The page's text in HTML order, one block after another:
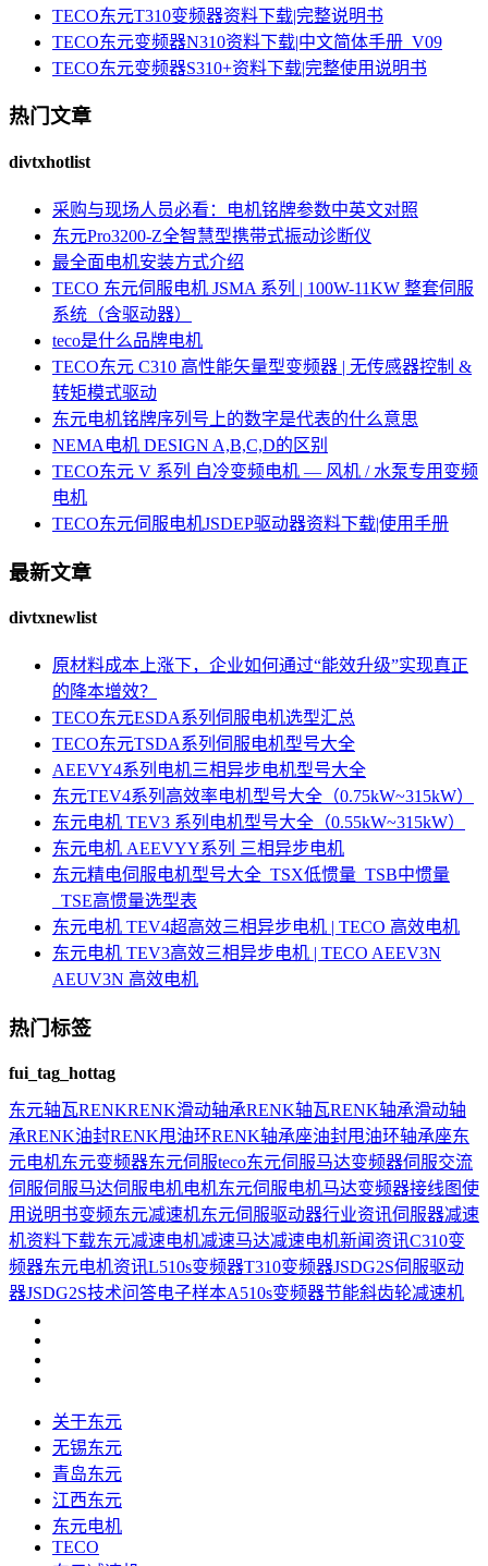
TECO东元T310变频器资料下载|完整说明书
TECO东元变频器N310资料下载|中文简体手册_V09
TECO东元变频器S310+资料下载|完整使用说明书
热门文章
divtxhotlist
采购与现场人员必看：电机铭牌参数中英文对照
东元Pro3200-Z全智慧型携带式振动诊断仪
最全面电机安装方式介绍
TECO 东元伺服电机 JSMA 系列 | 100W-11KW 整套伺服
系统（含驱动器）
teco是什么品牌电机
TECO东元 C310 高性能矢量型变频器 | 无传感器控制 &
转矩模式驱动
东元电机铭牌序列号上的数字是代表的什么意思
NEMA电机 DESIGN A,B,C,D的区别
TECO东元 V 系列 自冷变频电机 — 风机 / 水泵专用变频
电机
TECO东元伺服电机JSDEP驱动器资料下载|使用手册
最新文章
divtxnewlist
原材料成本上涨下，企业如何通过“能效升级”实现真正
的降本增效？
TECO东元ESDA系列伺服电机选型汇总
TECO东元TSDA系列伺服电机型号大全
AEEVY4系列电机三相异步电机型号大全
东元TEV4系列高效率电机型号大全（0.75kW~315kW）
东元电机 TEV3 系列电机型号大全（0.55kW~315kW）
东元电机 AEEVYY系列 三相异步电机
东元精电伺服电机型号大全_TSX低惯量_TSB中惯量
_TSE高惯量选型表
东元电机 TEV4超高效三相异步电机 | TECO 高效电机
东元电机 TEV3高效三相异步电机 | TECO AEEV3N
AEUV3N 高效电机
热门标签
fui_tag_hottag
东元轴瓦RENKRENK滑动轴承RENK轴瓦RENK轴承滑动轴
承RENK油封RENK甩油环RENK轴承座油封甩油环轴承座东
元电机东元变频器东元伺服teco东元伺服马达变频器伺服交流
伺服伺服马达伺服电机电机东元伺服电机马达变频器接线图使
用说明书变频东元减速机东元伺服驱动器行业资讯伺服器减速
机资料下载东元减速电机减速马达减速电机新闻资讯C310变
频器东元电机资讯L510s变频器T310变频器JSDG2S伺服驱动
器JSDG2S技术问答电子样本A510s变频器节能斜齿轮减速机
关于东元
无锡东元
青岛东元
江西东元
东元电机
TECO